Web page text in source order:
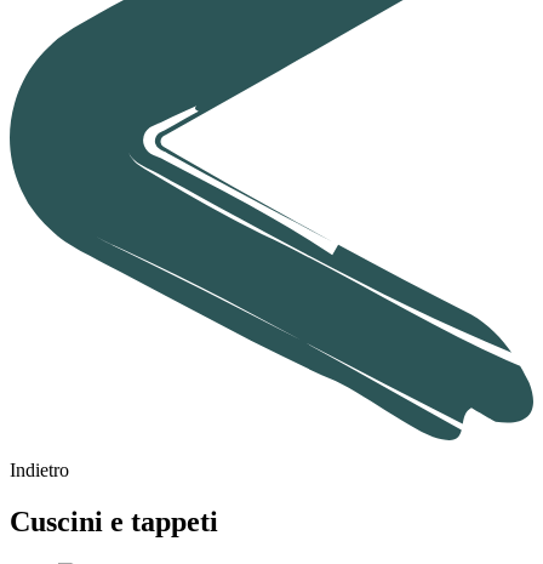
Indietro
Cuscini e tappeti